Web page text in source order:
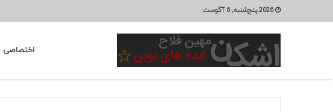
2026 پنج‌شنبه, 6 آگوست
اختصاصی